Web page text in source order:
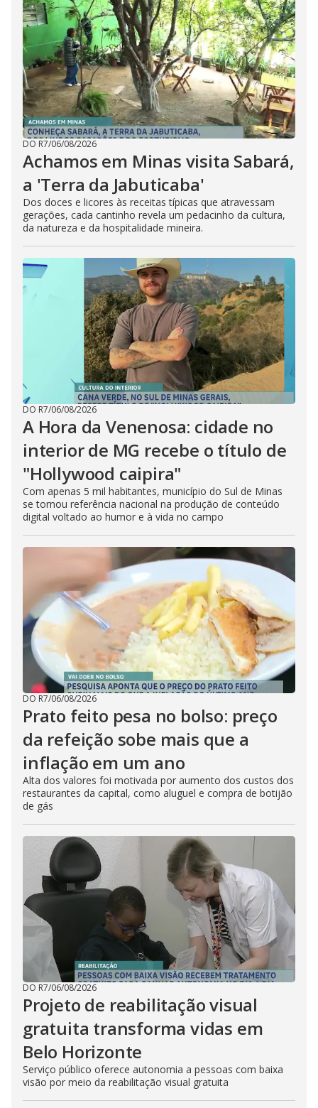
DO R7/06/08/2026
Achamos em Minas visita Sabará,
a 'Terra da Jabuticaba'
Dos doces e licores às receitas típicas que atravessam
gerações, cada cantinho revela um pedacinho da cultura,
da natureza e da hospitalidade mineira.
DO R7/06/08/2026
A Hora da Venenosa: cidade no
interior de MG recebe o título de
"Hollywood caipira"
Com apenas 5 mil habitantes, município do Sul de Minas
se tornou referência nacional na produção de conteúdo
digital voltado ao humor e à vida no campo
DO R7/06/08/2026
Prato feito pesa no bolso: preço
da refeição sobe mais que a
inflação em um ano
Alta dos valores foi motivada por aumento dos custos dos
restaurantes da capital, como aluguel e compra de botijão
de gás
DO R7/06/08/2026
Projeto de reabilitação visual
gratuita transforma vidas em
Belo Horizonte
Serviço público oferece autonomia a pessoas com baixa
visão por meio da reabilitação visual gratuita